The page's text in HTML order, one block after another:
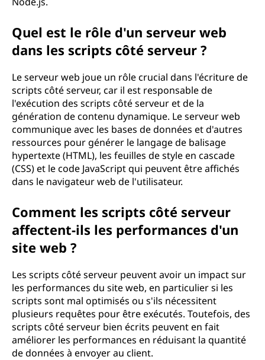
Quel est le rôle d'un serveur web
dans les scripts côté serveur ?
Le serveur web joue un rôle crucial dans l'écriture de
scripts côté serveur, car il est responsable de
l'exécution des scripts côté serveur et de la
génération de contenu dynamique. Le serveur web
communique avec les bases de données et d'autres
ressources pour générer le langage de balisage
hypertexte (HTML), les feuilles de style en cascade
(CSS) et le code JavaScript qui peuvent être affichés
dans le navigateur web de l'utilisateur.
Comment les scripts côté serveur
affectent-ils les performances d'un
site web ?
Les scripts côté serveur peuvent avoir un impact sur
les performances du site web, en particulier si les
scripts sont mal optimisés ou s'ils nécessitent
plusieurs requêtes pour être exécutés. Toutefois, des
scripts côté serveur bien écrits peuvent en fait
améliorer les performances en réduisant la quantité
de données à envoyer au client.